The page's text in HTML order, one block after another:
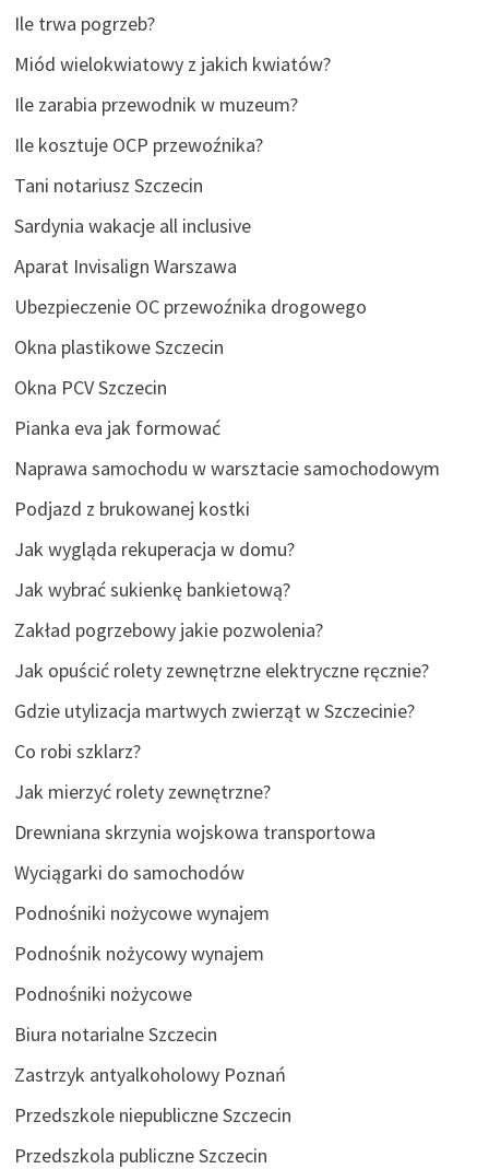
Ile trwa pogrzeb?
Miód wielokwiatowy z jakich kwiatów?
Ile zarabia przewodnik w muzeum?
Ile kosztuje OCP przewoźnika?
Tani notariusz Szczecin
Sardynia wakacje all inclusive
Aparat Invisalign Warszawa
Ubezpieczenie OC przewoźnika drogowego
Okna plastikowe Szczecin
Okna PCV Szczecin
Pianka eva jak formować
Naprawa samochodu w warsztacie samochodowym
Podjazd z brukowanej kostki
Jak wygląda rekuperacja w domu?
Jak wybrać sukienkę bankietową?
Zakład pogrzebowy jakie pozwolenia?
Jak opuścić rolety zewnętrzne elektryczne ręcznie?
Gdzie utylizacja martwych zwierząt w Szczecinie?
Co robi szklarz?
Jak mierzyć rolety zewnętrzne?
Drewniana skrzynia wojskowa transportowa
Wyciągarki do samochodów
Podnośniki nożycowe wynajem
Podnośnik nożycowy wynajem
Podnośniki nożycowe
Biura notarialne Szczecin
Zastrzyk antyalkoholowy Poznań
Przedszkole niepubliczne Szczecin
Przedszkola publiczne Szczecin